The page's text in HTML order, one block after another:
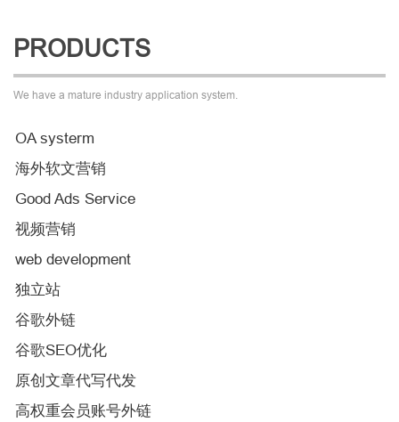
PRODUCTS
We have a mature industry application system.
OA systerm
海外软文营销
Good Ads Service
视频营销
web development
独立站
谷歌外链
谷歌SEO优化
原创文章代写代发
高权重会员账号外链